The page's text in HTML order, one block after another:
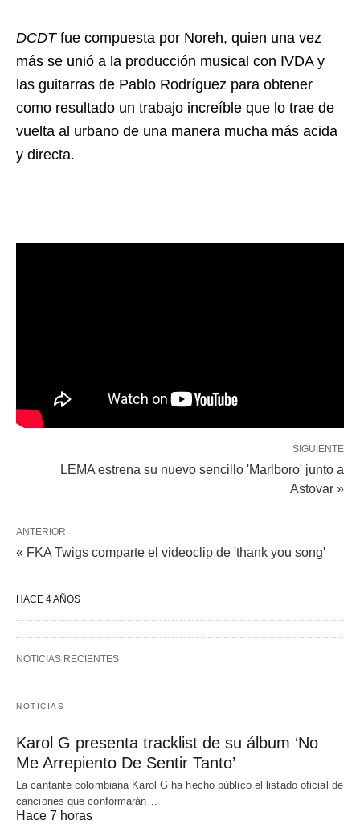
DCDT fue compuesta por Noreh, quien una vez
más se unió a la producción musical con IVDA y
las guitarras de Pablo Rodríguez para obtener
como resultado un trabajo increíble que lo trae de
vuelta al urbano de una manera mucha más acida
y directa.
SIGUIENTE
LEMA estrena su nuevo sencillo 'Marlboro' junto a
Astovar »
ANTERIOR
« FKA Twigs comparte el videoclip de 'thank you song'
HACE 4 AÑOS
NOTICIAS RECIENTES
NOTICIAS
Karol G presenta tracklist de su álbum ‘No
Me Arrepiento De Sentir Tanto’
La cantante colombiana Karol G ha hecho público el listado oficial de
canciones que conformarán…
Hace 7 horas